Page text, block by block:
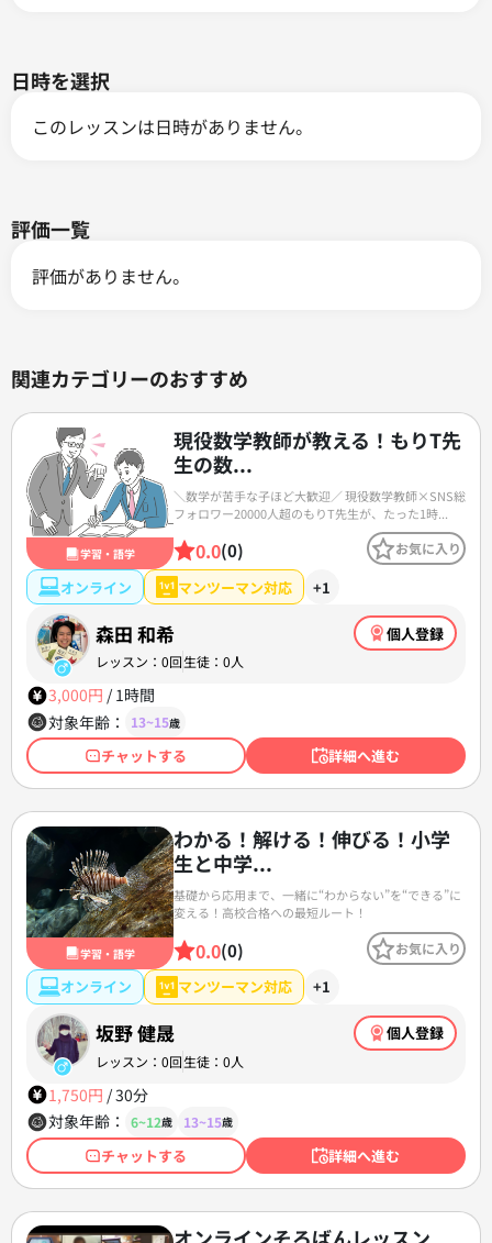
日時を選択
このレッスンは日時がありません。
評価一覧
評価がありません。
関連カテゴリーのおすすめ
学習・語学
現役数学教師が教える！もりT先
生の数...
＼数学が苦手な子ほど大歓迎／ 現役数学教師×SNS総
フォロワー20000人超のもりT先生が、たった1時...
0.0(0) お気に入り
オンライン マンツーマン対応 +1
森田 和希 個人登録
レッスン：0回生徒：0人
3,000円 / 1時間
対象年齢：
13~15歳
チャットする 詳細へ進む
学習・語学
わかる！解ける！伸びる！小学
生と中学...
基礎から応用まで、一緒に“わからない”を“できる”に
変える！高校合格への最短ルート！
0.0(0) お気に入り
オンライン マンツーマン対応 +1
坂野 健晟 個人登録
レッスン：0回生徒：0人
1,750円 /30分
対象年齢：
6~12歳 13~15歳
チャットする 詳細へ進む